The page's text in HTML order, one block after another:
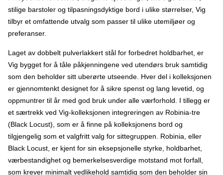
stilige barstoler og tilpasningsdyktige bord i ulike størrelser, Vig
tilbyr et omfattende utvalg som passer til ulike utemiljøer og
preferanser.
Laget av dobbelt pulverlakkert stål for forbedret holdbarhet, er
Vig bygget for å tåle påkjenningene ved utendørs bruk samtidig
som den beholder sitt uberørte utseende. Hver del i kolleksjonen
er gjennomtenkt designet for å sikre spenst og lang levetid, og
oppmuntrer til år med god bruk under alle værforhold. I tillegg er
et særtrekk ved Vig-kolleksjonen integreringen av Robinia-tre
(Black Locust), som er å finne på kolleksjonens bord og
tilgjengelig som et valgfritt valg for sittegruppen. Robinia, eller
Black Locust, er kjent for sin eksepsjonelle styrke, holdbarhet,
værbestandighet og bemerkelsesverdige motstand mot forfall,
som krever minimalt vedlikehold samtidig som den beholder sin